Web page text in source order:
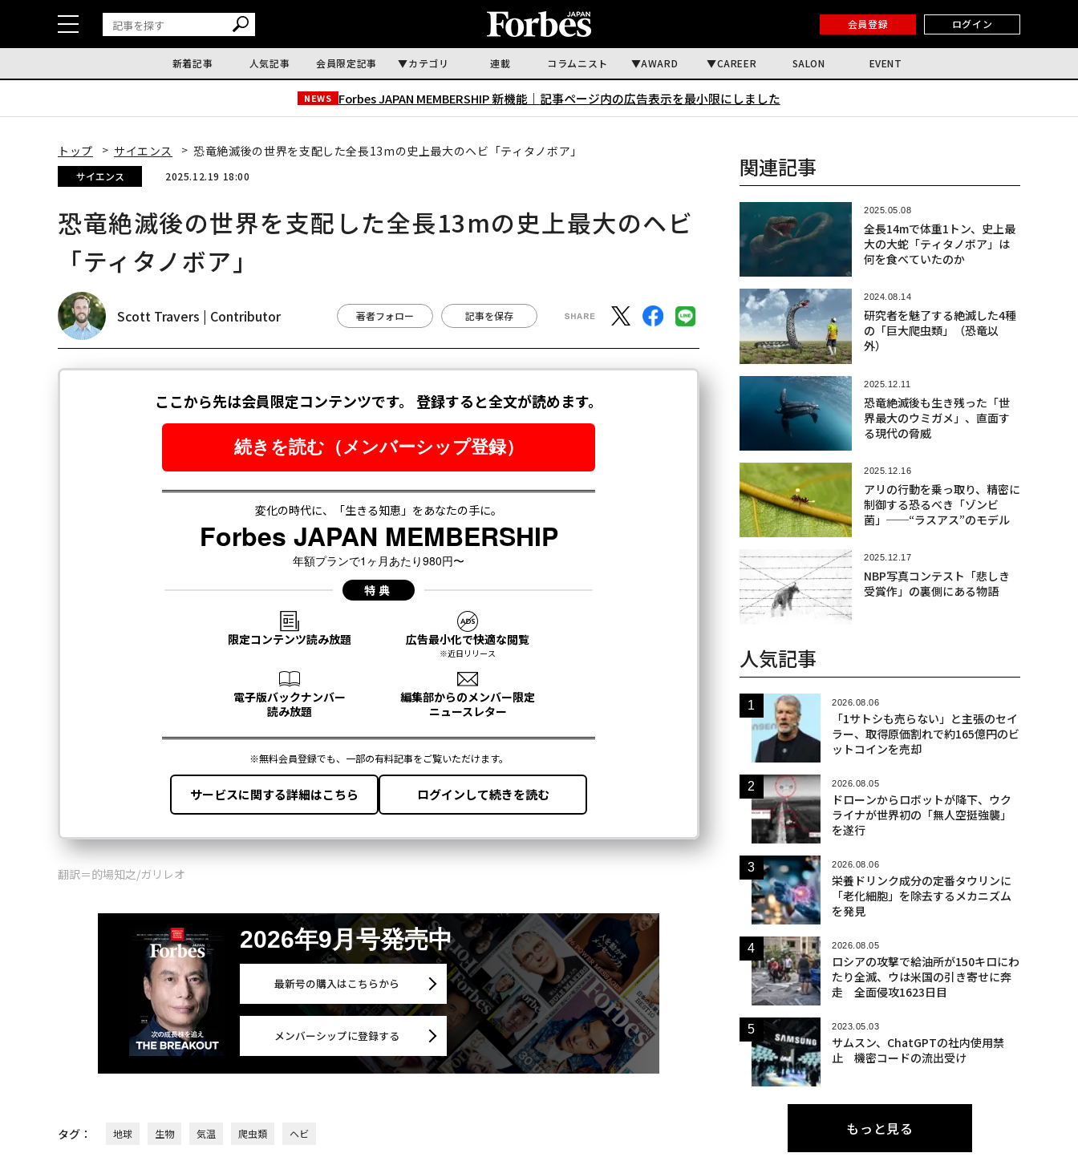
会員登録 ログイン
新着記事 人気記事 会員限定記事 カテゴリ 連載 コラムニスト AWARD CAREER SALON EVENT
NEWS Forbes JAPAN MEMBERSHIP 新機能｜ 記事ページ内の広告表示を最小限にしました
トップ サイエンス 恐竜絶滅後の世界を支配した全長13mの史上最大のヘビ「ティタノボア」
サイエンス 2025.12.19 18:00
恐竜絶滅後の世界を支配した全長13mの史上最大のヘビ
「ティタノボア」
Scott Travers | Contributor 著者フォロー 記事を保存
翻訳＝的場知之/ガリレオ
2026年9月号発売中
最新号の購入はこちらから
メンバーシップに登録する
タグ： 地球 生物 気温 爬虫類 ヘビ
関連記事
2025.05.08
全長14mで体重1トン、史上最
大の大蛇「ティタノボア」は
何を食べていたのか
2024.08.14
研究者を魅了する絶滅した4種
の「巨大爬虫類」（恐竜以
外）
2025.12.11
恐竜絶滅後も生き残った「世
界最大のウミガメ」、直面す
る現代の脅威
2025.12.16
アリの行動を乗っ取り、精密に
制御する恐るべき「ゾンビ
菌」──“ラスアス”のモデル
2025.12.17
NBP写真コンテスト「悲しき
受賞作」の裏側にある物語
人気記事
2026.08.06
「1サトシも売らない」と主張のセイ
ラー、取得原価割れで約165億円のビ
ットコインを売却
2026.08.05
ドローンからロボットが降下、ウク
ライナが世界初の「無人空挺強襲」
を遂行
2026.08.06
栄養ドリンク成分の定番タウリンに
「老化細胞」を除去するメカニズム
を発見
2026.08.05
ロシアの攻撃で給油所が150キロにわ
たり全滅、ウは米国の引き寄せに奔
走 全面侵攻1623日目
2023.05.03
サムスン、ChatGPTの社内使用禁
止 機密コードの流出受け
もっと見る